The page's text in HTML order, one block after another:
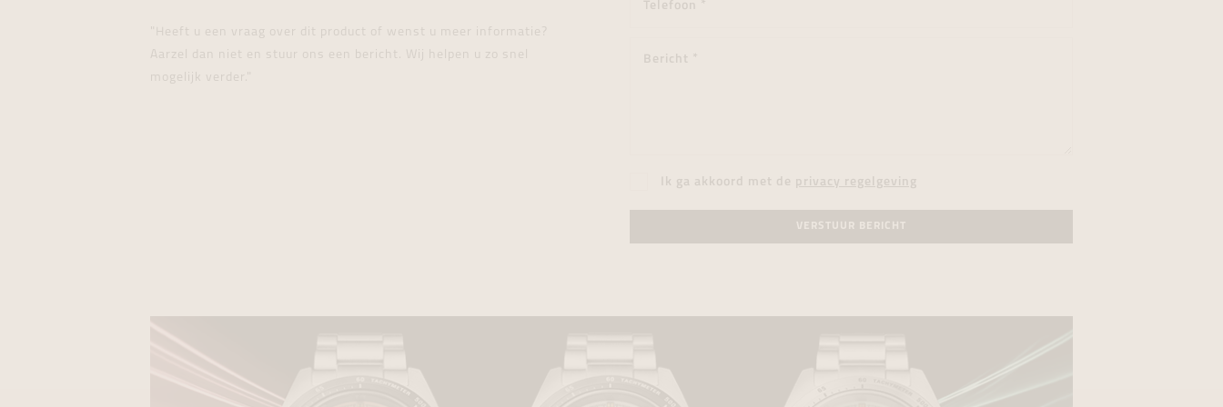
"Heeft u een vraag over dit product of wenst u meer informatie?
Aarzel dan niet en stuur ons een bericht. Wij helpen u zo snel
mogelijk verder."
Ik ga akkoord met de privacy regelgeving
VERSTUUR BERICHT